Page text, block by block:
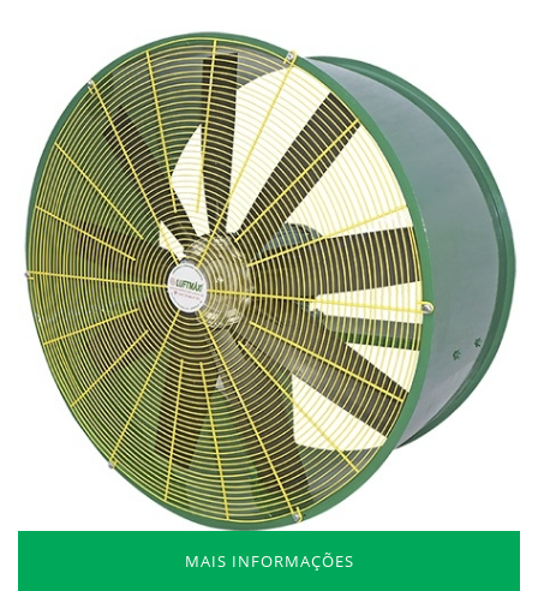
MAIS INFORMAÇÕES